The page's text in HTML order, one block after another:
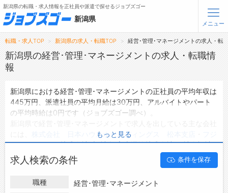
無料会員登録 ログイン
トップ
詳細情報で求人を探す
転職支援サービスについて
転職ノウハウ(応募書類の書き方・面接対策など)
転職・採用コラム
新潟県の転職・求人情報を正社員や派遣で探せるジョブズゴー
新潟県
メニュー
転職・求人TOP 新潟県の求人・転職TOP 経営･管理･マネージメントの求人・転
新潟県の経営･管理･マネージメントの求人・転職情
報
新潟県における経営･管理･マネージメントの正社員の平均年収は
445万円、派遣社員の平均月給は30万円、アルバイトやパート
の平均時給は0円です（ジョブズゴー調べ）。
株式会社 日本ハウスホールディングス 松本支店
トランスポート株式会社 (旧社名:富士運輸株式会社)・社会福祉
法人 御幸会 特別養護老人ホームしばた
などがあり、ご希望の
条件に合った求人を探すことできます。
新潟県の地域密着型の求人サイトであるジョブズゴーでは新潟県
の求人情報を221件取り扱っており、そのうち
もっと見る
求人検索の条件 条件を保存
職種
経営･管理･マネージメント